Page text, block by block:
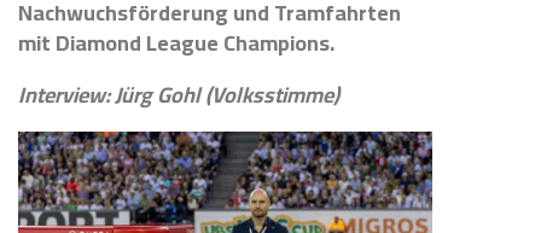
Nachwuchsförderung und Tramfahrten
mit Diamond League Champions.
Interview: Jürg Gohl (Volksstimme)